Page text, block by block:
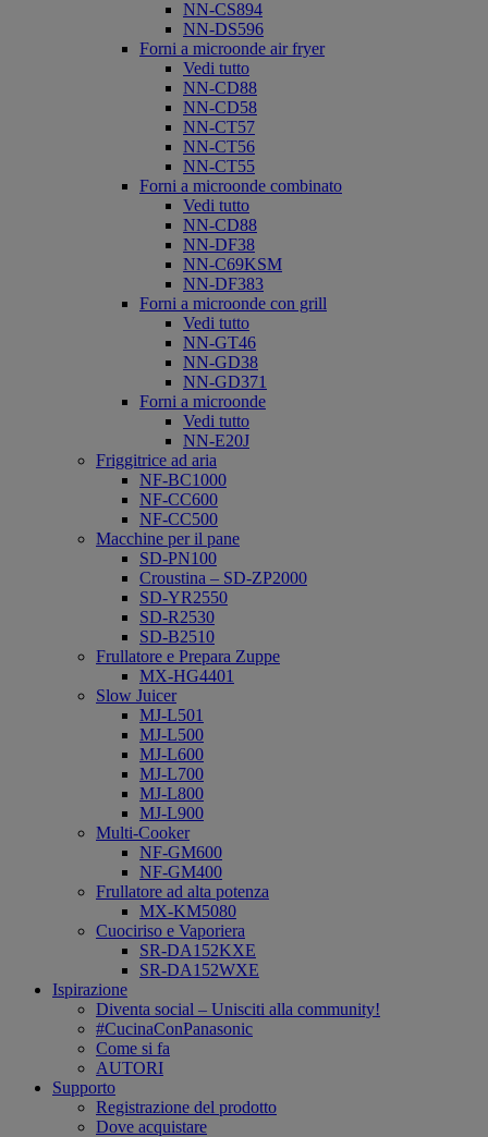
NN-CS894
NN-DS596
Forni a microonde air fryer
Vedi tutto
NN-CD88
NN-CD58
NN-CT57
NN-CT56
NN-CT55
Forni a microonde combinato
Vedi tutto
NN-CD88
NN-DF38
NN-C69KSM
NN-DF383
Forni a microonde con grill
Vedi tutto
NN-GT46
NN-GD38
NN-GD371
Forni a microonde
Vedi tutto
NN-E20J
Friggitrice ad aria
NF-BC1000
NF-CC600
NF-CC500
Macchine per il pane
SD-PN100
Croustina – SD-ZP2000
SD-YR2550
SD-R2530
SD-B2510
Frullatore e Prepara Zuppe
MX-HG4401
Slow Juicer
MJ-L501
MJ-L500
MJ-L600
MJ-L700
MJ-L800
MJ-L900
Multi-Cooker
NF-GM600
NF-GM400
Frullatore ad alta potenza
MX-KM5080
Cuociriso e Vaporiera
SR-DA152KXE
SR-DA152WXE
Ispirazione
Diventa social – Unisciti alla community!
#CucinaConPanasonic
Come si fa
AUTORI
Supporto
Registrazione del prodotto
Dove acquistare